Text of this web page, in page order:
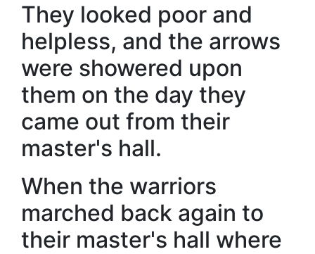
They looked poor and
helpless, and the arrows
were showered upon
them on the day they
came out from their
master's hall.
When the warriors
marched back again to
their master's hall where